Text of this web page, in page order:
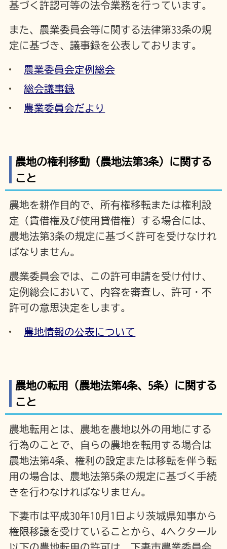
基づく許認可等の法令業務を行っています。
また、農業委員会等に関する法律第33条の規
定に基づき、議事録を公表しております。
農業委員会定例総会
総会議事録
農業委員会だより
農地の権利移動（農地法第3条）に関する
こと
農地を耕作目的で、所有権移転または権利設
定（賃借権及び使用貸借権）する場合には、
農地法第3条の規定に基づく許可を受けなけれ
ばなりません。
農業委員会では、この許可申請を受け付け、
定例総会において、内容を審査し、許可・不
許可の意思決定をします。
農地情報の公表について
農地の転用（農地法第4条、5条）に関する
こと
農地転用とは、農地を農地以外の用地にする
行為のことで、自らの農地を転用する場合は
農地法第4条、権利の設定または移転を伴う転
用の場合は、農地法第5条の規定に基づく手続
きを行わなければなりません。
下妻市は平成30年10月1日より茨城県知事から
権限移譲を受けていることから、4ヘクタール